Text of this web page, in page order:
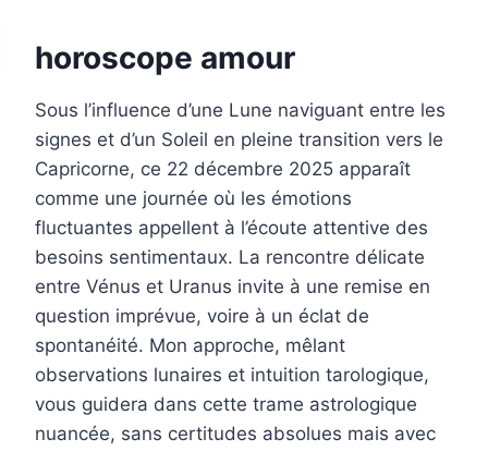
horoscope amour
Sous l’influence d’une Lune naviguant entre les
signes et d’un Soleil en pleine transition vers le
Capricorne, ce 22 décembre 2025 apparaît
comme une journée où les émotions
fluctuantes appellent à l’écoute attentive des
besoins sentimentaux. La rencontre délicate
entre Vénus et Uranus invite à une remise en
question imprévue, voire à un éclat de
spontanéité. Mon approche, mêlant
observations lunaires et intuition tarologique,
vous guidera dans cette trame astrologique
nuancée, sans certitudes absolues mais avec